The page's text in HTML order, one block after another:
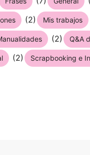
(2) Mis trabajos
(2) Q&A
(2) Scrapbooking e